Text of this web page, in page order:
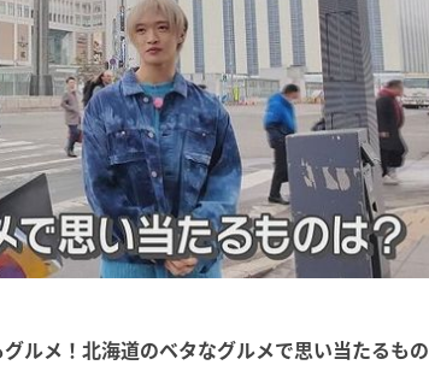
ルメ！北海道のベタなグルメで思い当たるもの